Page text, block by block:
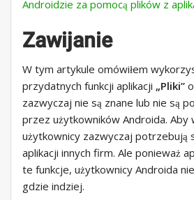
Androidzie za pomocą plików z
Zawijanie
W tym artykule omówiłem
przydatnych funkcji aplikacji „Pliki”
zazwyczaj nie są znane lub nie są
przez użytkowników Androida. Aby
użytkownicy zazwyczaj potrzebują
aplikacji innych firm. Ale ponieważ
te funkcje, użytkownicy Androida
gdzie indziej.